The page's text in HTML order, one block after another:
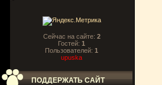
Сейчас на сайте: 2
Гостей: 1
Пользователей: 1
upuska
ПОДДЕРЖАТЬ САЙТ